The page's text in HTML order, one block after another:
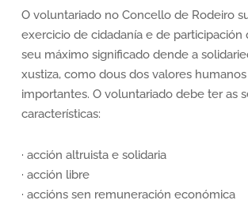
O voluntariado no Concello de Rodeiro
exercicio de cidadanía e de participación
seu máximo significado dende a
xustiza, como dous dos valores
importantes. O voluntariado debe ter as
características:
· acción altruista e solidaria
· acción libre
· accións sen remuneración económica